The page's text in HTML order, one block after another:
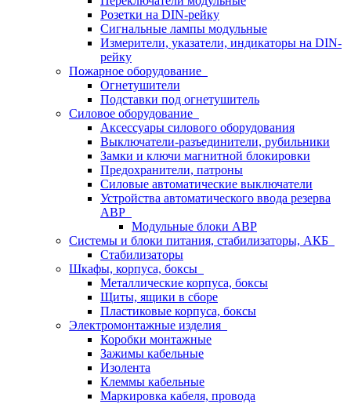
Розетки на DIN-рейку
Сигнальные лампы модульные
Измерители, указатели, индикаторы на DIN-
рейку
Пожарное оборудование
Огнетушители
Подставки под огнетушитель
Силовое оборудование
Аксессуары силового оборудования
Выключатели-разъединители, рубильники
Замки и ключи магнитной блокировки
Предохранители, патроны
Силовые автоматические выключатели
Устройства автоматического ввода резерва
АВР
Модульные блоки АВР
Системы и блоки питания, стабилизаторы, АКБ
Стабилизаторы
Шкафы, корпуса, боксы
Металлические корпуса, боксы
Щиты, ящики в сборе
Пластиковые корпуса, боксы
Электромонтажные изделия
Коробки монтажные
Зажимы кабельные
Изолента
Клеммы кабельные
Маркировка кабеля, провода